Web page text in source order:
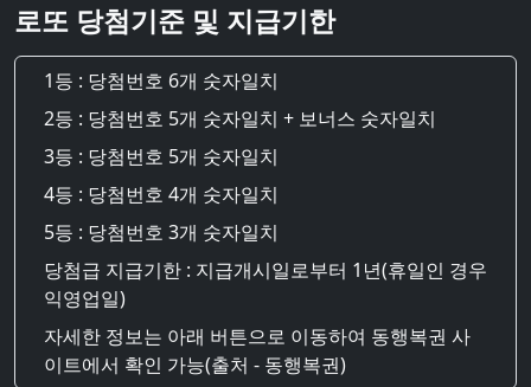
로또 당첨기준 및 지급기한
1등 : 당첨번호 6개 숫자일치
2등 : 당첨번호 5개 숫자일치 + 보너스 숫자일치
3등 : 당첨번호 5개 숫자일치
4등 : 당첨번호 4개 숫자일치
5등 : 당첨번호 3개 숫자일치
당첨급 지급기한 : 지급개시일로부터 1년(휴일인 경우
익영업일)
자세한 정보는 아래 버튼으로 이동하여 동행복권 사
이트에서 확인 가능(출처 - 동행복권)